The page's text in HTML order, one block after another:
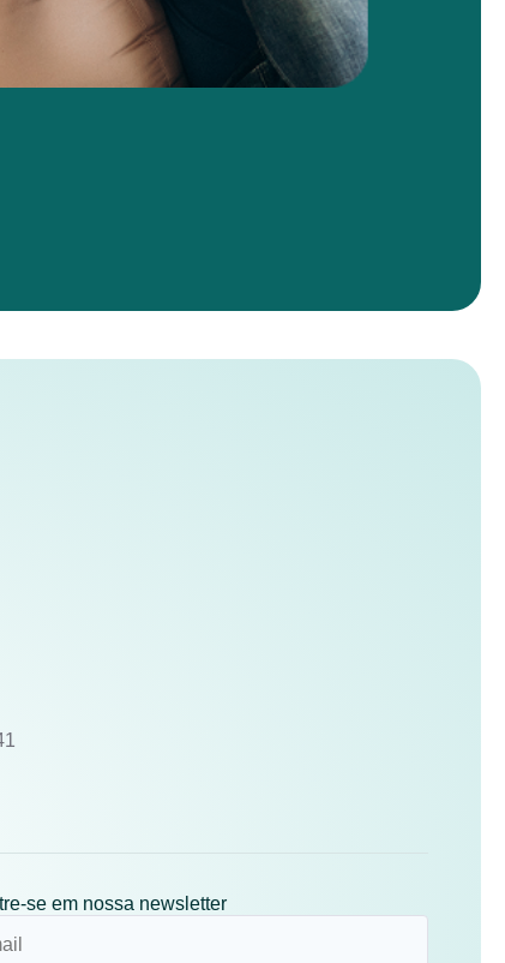
se em nossa newsletter